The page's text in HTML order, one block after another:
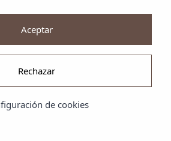
de cookies
Rechazar
Aceptar